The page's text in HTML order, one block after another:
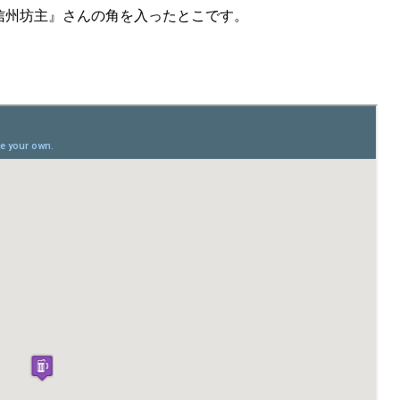
坊主』さんの角を入ったとこです。